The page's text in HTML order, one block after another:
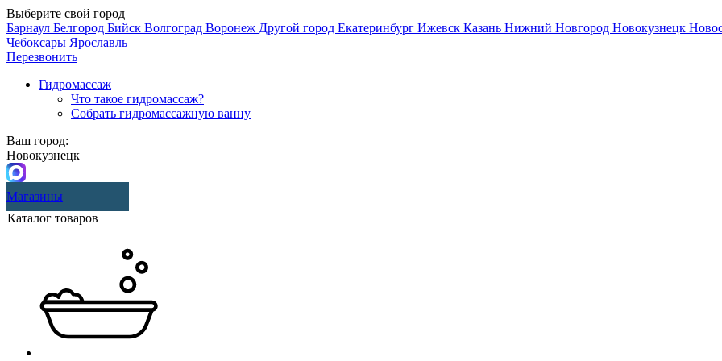
Выберите свой город
Барнаул Белгород Бийск Волгоград Воронеж Другой город Екатеринбург Ижевск Казань Нижний Новгород Новокузнецк
Чебоксары Ярославль
Перезвонить
Гидромассаж
Что такое гидромассаж?
Собрать гидромассажную ванну
Ваш город:
Новокузнецк
Магазины
Каталог товаров